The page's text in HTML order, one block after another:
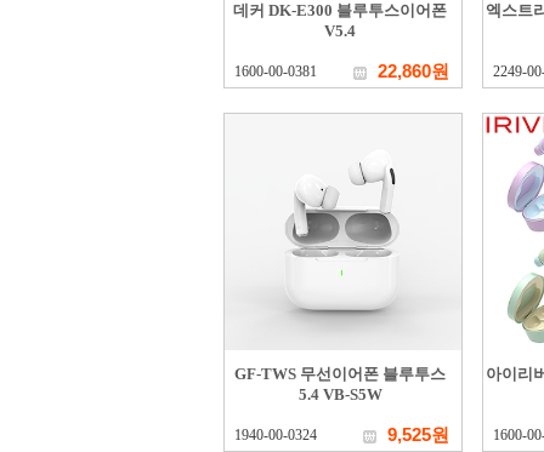
데커 DK-E300 블루투스이어폰
V5.4
1600-00-0381 22,860원
엑스트
2249-
GF-TWS 무선이어폰 블루투스
5.4 VB-S5W
1940-00-0324 9,525원
아이리
1600-